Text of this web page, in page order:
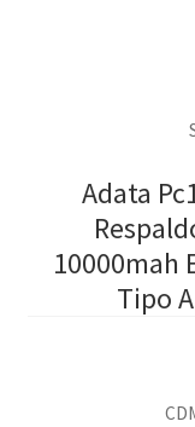
Adata
10000mah
Tipo